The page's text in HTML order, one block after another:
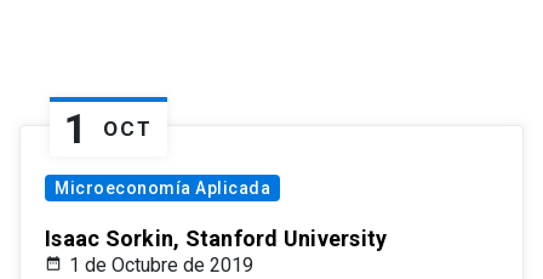
1 OCT
Microeconomía Aplicada
Isaac Sorkin, Stanford University
1 de Octubre de 2019